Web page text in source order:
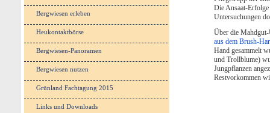
Bergwiesen erleben
Heukontaktbörse
Bergwiesen-Panoramen
Bergwiesen nutzen
Grünland Fachtagung 2015
Links und Downloads
Die Ansaat-
Untersuchungen
Über die
aus dem Brush-
Hand gesammelt
und Trollblume)
Jungpflanzen
Restvorkommen